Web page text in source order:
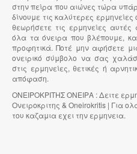
στην πείρα που αιώνες τώρα
δίνουμε τις καλύτερες
θεωρήσετε τις ερμηνείες
όλα τα όνειρα που βλέπουμε,
προφητικά. Ποτέ μην αφήσετε
ονειρικό σύμβολο να σας
στις ερμηνείες, θετικές ή
απόφαση.
ΟΝΕΙΡΟΚΡΙΤΗΣ ΟΝΕΙΡΑ : Δειτε
Ονειροκριτης & Oneirokritis | Για
του καζαμια εχει την ερμηνεια.